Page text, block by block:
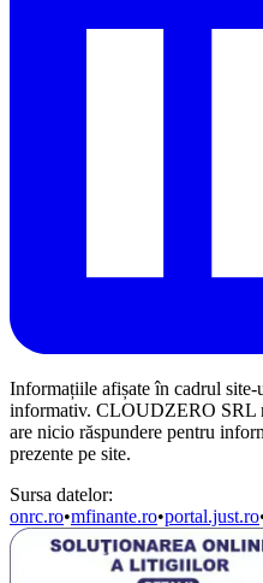
Informațiile afișate în cadrul
informativ. CLOUDZERO SRL
are nicio răspundere pentru
prezente pe site.
Sursa datelor:
onrc.ro•mfinante.ro•portal.just.ro